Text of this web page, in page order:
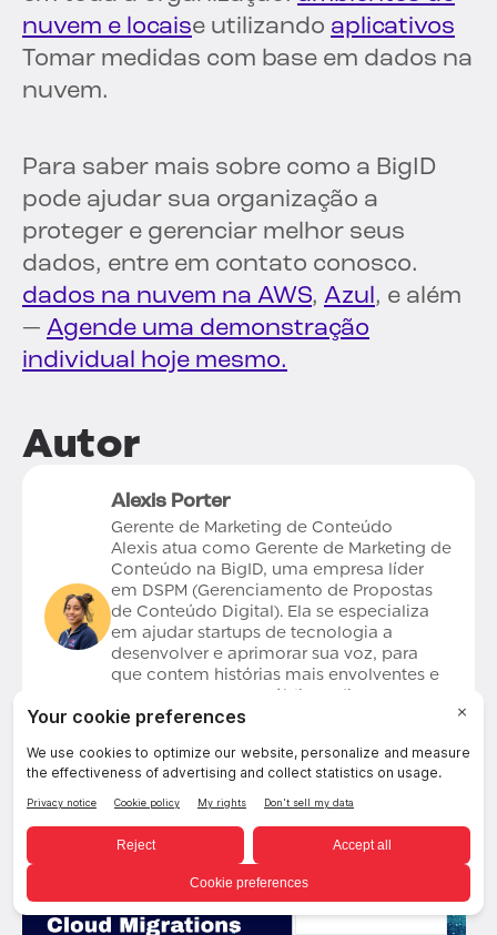
nuvem e locaise utilizando aplicativos
Tomar medidas com base em dados na
nuvem.
Para saber mais sobre como a BigID
pode ajudar sua organização a
proteger e gerenciar melhor seus
dados, entre em contato conosco.
dados na nuvem na AWS, Azul, e além
— Agende uma demonstração
individual hoje mesmo.
Autor
Alexis Porter
Gerente de Marketing de Conteúdo
Alexis atua como Gerente de Marketing de
Conteúdo na BigID, uma empresa líder
em DSPM (Gerenciamento de Propostas
de Conteúdo Digital). Ela se especializa
em ajudar startups de tecnologia a
desenvolver e aprimorar sua voz, para
que contem histórias mais envolventes e
que ressoem com públicos diversos.
Alexis possui bacharelado em Escrita
de Marketing pela Universidade de Denver.
Ela reside em Orlando, Flórida.
Portuguese